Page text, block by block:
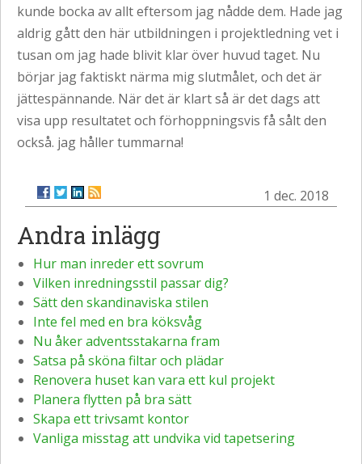
kunde bocka av allt eftersom jag nådde dem. Hade jag
aldrig gått den här utbildningen i projektledning vet i
tusan om jag hade blivit klar över huvud taget. Nu
börjar jag faktiskt närma mig slutmålet, och det är
jättespännande. När det är klart så är det dags att
visa upp resultatet och förhoppningsvis få sålt den
också. jag håller tummarna!
1 dec. 2018
Andra inlägg
Hur man inreder ett sovrum
Vilken inredningsstil passar dig?
Sätt den skandinaviska stilen
Inte fel med en bra köksvåg
Nu åker adventsstakarna fram
Satsa på sköna filtar och plädar
Renovera huset kan vara ett kul projekt
Planera flytten på bra sätt
Skapa ett trivsamt kontor
Vanliga misstag att undvika vid tapetsering